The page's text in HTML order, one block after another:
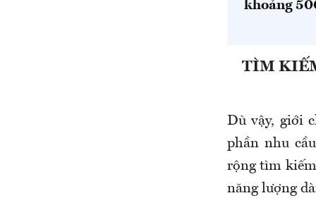
khoảng
TÌM
Dù vậy, giới
phần nhu
rộng tìm
năng lượng